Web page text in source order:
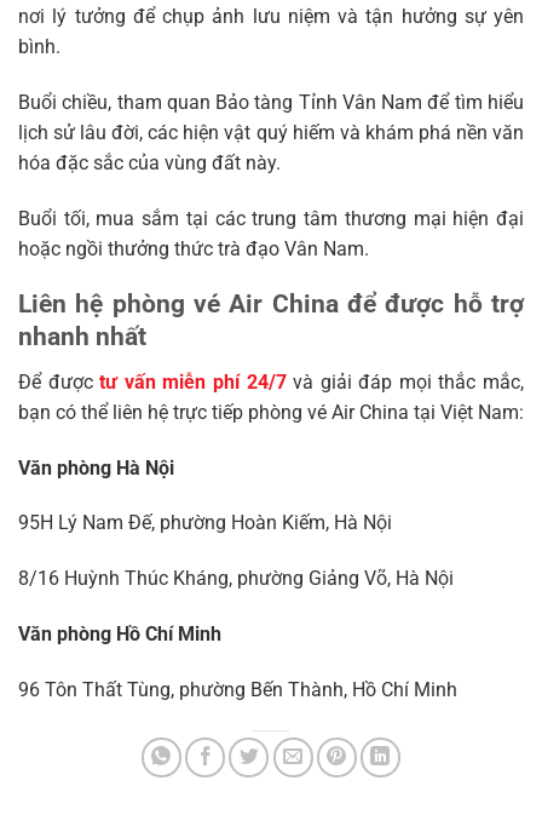
nơi lý tưởng để chụp ảnh lưu niệm và tận hưởng sự yên
bình.
Buổi chiều, tham quan Bảo tàng Tỉnh Vân Nam để tìm hiểu
lịch sử lâu đời, các hiện vật quý hiếm và khám phá nền văn
hóa đặc sắc của vùng đất này.
Buổi tối, mua sắm tại các trung tâm thương mại hiện đại
hoặc ngồi thưởng thức trà đạo Vân Nam.
Liên hệ phòng vé Air China để được hỗ trợ
nhanh nhất
Để đượctư vấn miễn phí 24/7 và giải đáp mọi thắc mắc,
bạn có thể liên hệ trực tiếp phòng vé Air China tại Việt Nam:
Văn phòng Hà Nội
95H Lý Nam Đế, phường Hoàn Kiếm, Hà Nội
8/16 Huỳnh Thúc Kháng, phường Giảng Võ, Hà Nội
Văn phòng Hồ Chí Minh
96 Tôn Thất Tùng, phường Bến Thành, Hồ Chí Minh